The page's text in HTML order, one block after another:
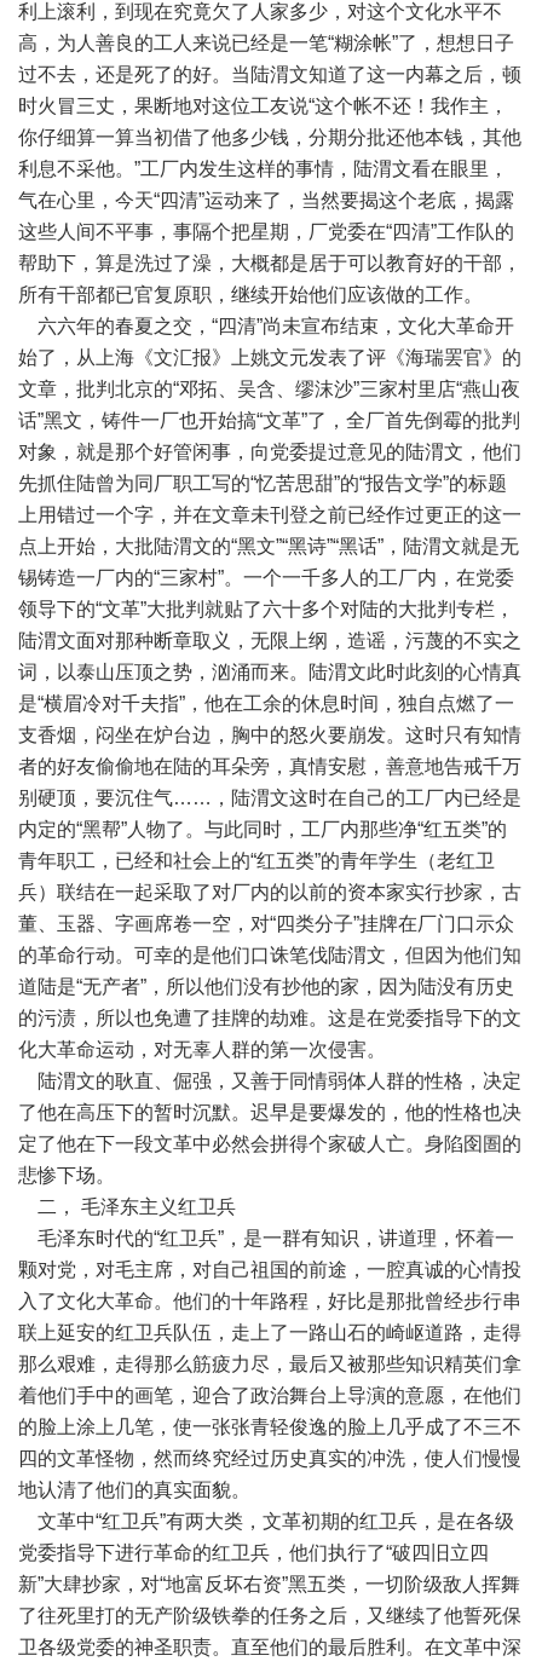
利上滚利，到现在究竟欠了人家多少，对这个文化水平不
高，为人善良的工人来说已经是一笔“糊涂帐”了，想想日子
过不去，还是死了的好。当陆渭文知道了这一内幕之后，顿
时火冒三丈，果断地对这位工友说“这个帐不还！我作主，
你仔细算一算当初借了他多少钱，分期分批还他本钱，其他
利息不采他。”工厂内发生这样的事情，陆渭文看在眼里，
气在心里，今天“四清”运动来了，当然要揭这个老底，揭露
这些人间不平事，事隔个把星期，厂党委在“四清”工作队的
帮助下，算是洗过了澡，大概都是居于可以教育好的干部，
所有干部都已官复原职，继续开始他们应该做的工作。
六六年的春夏之交，“四清”尚未宣布结束，文化大革命开
始了，从上海《文汇报》上姚文元发表了评《海瑞罢官》的
文章，批判北京的“邓拓、吴含、缪沫沙”三家村里店“燕山夜
话”黑文，铸件一厂也开始搞“文革”了，全厂首先倒霉的批判
对象，就是那个好管闲事，向党委提过意见的陆渭文，他们
先抓住陆曾为同厂职工写的“忆苦思甜”的“报告文学”的标题
上用错过一个字，并在文章未刊登之前已经作过更正的这一
点上开始，大批陆渭文的“黑文”“黑诗”“黑话”，陆渭文就是无
锡铸造一厂内的“三家村”。一个一千多人的工厂内，在党委
领导下的“文革”大批判就贴了六十多个对陆的大批判专栏，
陆渭文面对那种断章取义，无限上纲，造谣，污蔑的不实之
词，以泰山压顶之势，汹涌而来。陆渭文此时此刻的心情真
是“横眉冷对千夫指”，他在工余的休息时间，独自点燃了一
支香烟，闷坐在炉台边，胸中的怒火要崩发。这时只有知情
者的好友偷偷地在陆的耳朵旁，真情安慰，善意地告戒千万
别硬顶，要沉住气……，陆渭文这时在自己的工厂内已经是
内定的“黑帮”人物了。与此同时，工厂内那些净“红五类”的
青年职工，已经和社会上的“红五类”的青年学生（老红卫
兵）联结在一起采取了对厂内的以前的资本家实行抄家，古
董、玉器、字画席卷一空，对“四类分子”挂牌在厂门口示众
的革命行动。可幸的是他们口诛笔伐陆渭文，但因为他们知
道陆是“无产者”，所以他们没有抄他的家，因为陆没有历史
的污渍，所以也免遭了挂牌的劫难。这是在党委指导下的文
化大革命运动，对无辜人群的第一次侵害。
陆渭文的耿直、倔强，又善于同情弱体人群的性格，决定
了他在高压下的暂时沉默。迟早是要爆发的，他的性格也决
定了他在下一段文革中必然会拼得个家破人亡。身陷囹圄的
悲惨下场。
二， 毛泽东主义红卫兵
毛泽东时代的“红卫兵”，是一群有知识，讲道理，怀着一
颗对党，对毛主席，对自己祖国的前途，一腔真诚的心情投
入了文化大革命。他们的十年路程，好比是那批曾经步行串
联上延安的红卫兵队伍，走上了一路山石的崎岖道路，走得
那么艰难，走得那么筋疲力尽，最后又被那些知识精英们拿
着他们手中的画笔，迎合了政治舞台上导演的意愿，在他们
的脸上涂上几笔，使一张张青轻俊逸的脸上几乎成了不三不
四的文革怪物，然而终究经过历史真实的冲洗，使人们慢慢
地认清了他们的真实面貌。
文革中“红卫兵”有两大类，文革初期的红卫兵，是在各级
党委指导下进行革命的红卫兵，他们执行了“破四旧立四
新”大肆抄家，对“地富反坏右资”黑五类，一切阶级敌人挥舞
了往死里打的无产阶级铁拳的任务之后，又继续了他誓死保
卫各级党委的神圣职责。直至他们的最后胜利。在文革中深